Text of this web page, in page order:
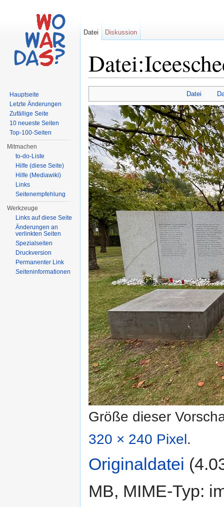
Datei
Größe dieser
320 × 240 Pixel.
Originaldatei
MB, MIME-Typ:
Datei Diskussion
Hauptseite
Letzte Änderungen
Zufällige Seite
10 neueste Seiten
Top-100-Seiten
Mitmachen
to-do-Liste
Hilfe (diese Seite)
Hilfe (Mediawiki)
Links
Seitenempfehlung
Werkzeuge
Links auf diese Seite
Änderungen an
verlinkten Seiten
Spezialseiten
Druckversion
Permanenter Link
Seiteninformationen